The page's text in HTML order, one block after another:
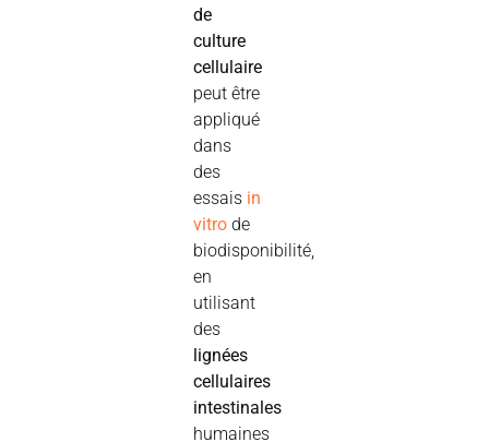
de
culture
cellulaire
peut être
appliqué
dans
des
essais in
vitro de
biodisponibilité,
en
utilisant
des
lignées
cellulaires
intestinales
humaines